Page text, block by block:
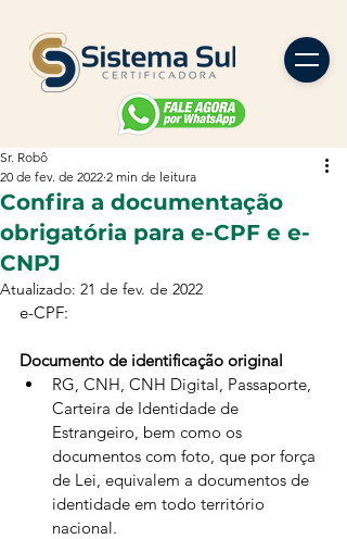
Confira a documentação
obrigatória para e-CPF e e-
CNPJ
Sr. Robô
20 de fev. de 2022 2 min de leitura
Atualizado: 21 de fev. de 2022
e-CPF:
Documento de identificação original
RG, CNH, CNH Digital, Passaporte,
Carteira de Identidade de
Estrangeiro, bem como os
documentos com foto, que por força
de Lei, equivalem a documentos de
identidade em todo território
nacional.